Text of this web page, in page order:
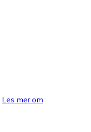
Les mer om